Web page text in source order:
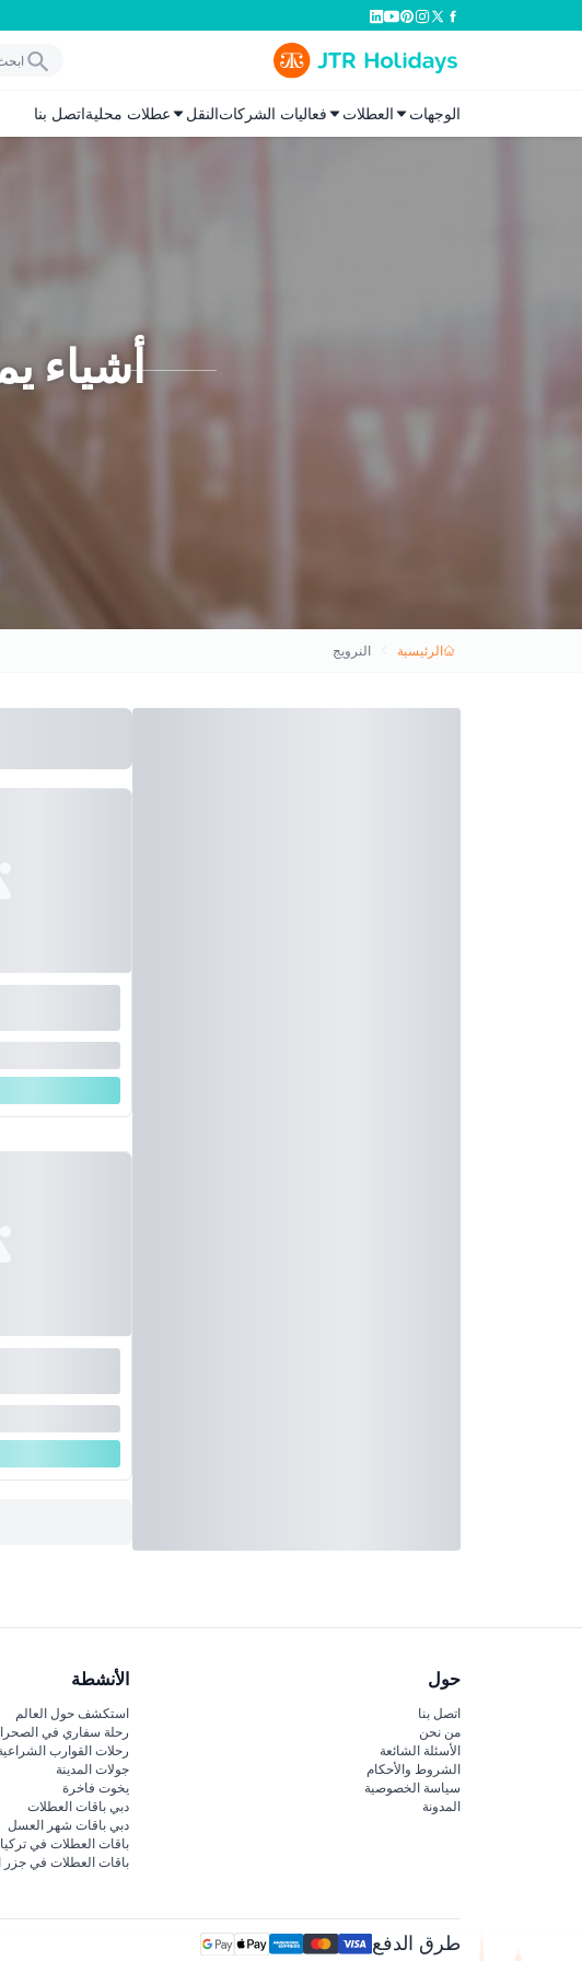
الوجهات العطلات فعاليات الشركاتالنقل عطلات محليةاتصل بنا
أشياء
الرئيسية النرويج
حول
اتصل بنا
من نحن
الأسئلة الشائعة
الشروط والأحكام
سياسة الخصوصية
المدونة
الأنشطة
استكشف حول العالم
رحلة سفاري في
رحلات القوارب
جولات المدينة
يخوت فاخرة
دبي باقات العطلات
دبي باقات شهر العسل
باقات العطلات في تركيا
باقات العطلات في جزر
طرق الدفع